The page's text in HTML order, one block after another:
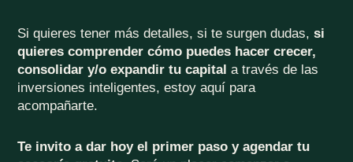
Si quieres tener más detalles, si te surgen dudas, si
quieres comprender cómo puedes hacer crecer,
consolidar y/o expandir tu capital a través de las
inversiones inteligentes, estoy aquí para
acompañarte.
Te invito a dar hoy el primer paso y agendar tu